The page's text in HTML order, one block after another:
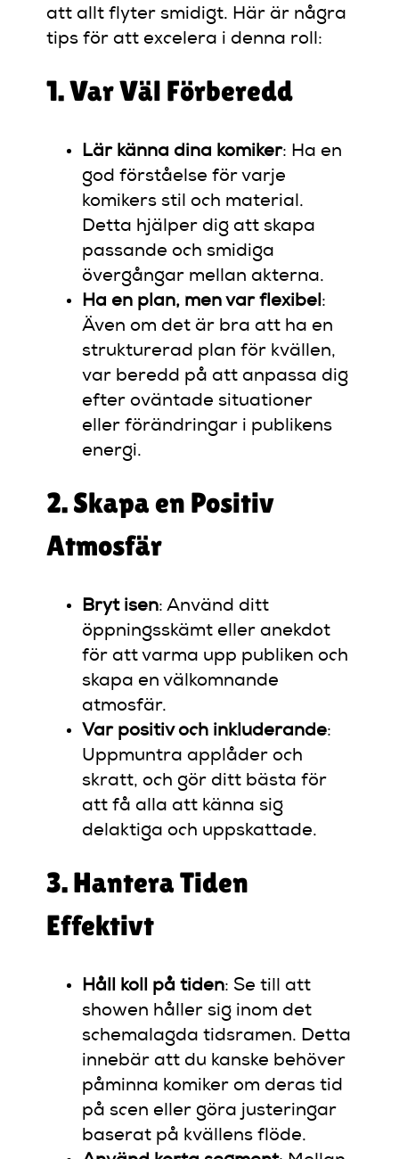
att allt flyter smidigt. Här är några
tips för att excelera i denna roll:
1. Var Väl Förberedd
Lär känna dina komiker: Ha en
god förståelse för varje
komikers stil och material.
Detta hjälper dig att skapa
passande och smidiga
övergångar mellan akterna.
Ha en plan, men var flexibel:
Även om det är bra att ha en
strukturerad plan för kvällen,
var beredd på att anpassa dig
efter oväntade situationer
eller förändringar i publikens
energi.
2. Skapa en Positiv
Atmosfär
Bryt isen: Använd ditt
öppningsskämt eller anekdot
för att varma upp publiken och
skapa en välkomnande
atmosfär.
Var positiv och inkluderande:
Uppmuntra applåder och
skratt, och gör ditt bästa för
att få alla att känna sig
delaktiga och uppskattade.
3. Hantera Tiden
Effektivt
Håll koll på tiden: Se till att
showen håller sig inom det
schemalagda tidsramen. Detta
innebär att du kanske behöver
påminna komiker om deras tid
på scen eller göra justeringar
baserat på kvällens flöde.